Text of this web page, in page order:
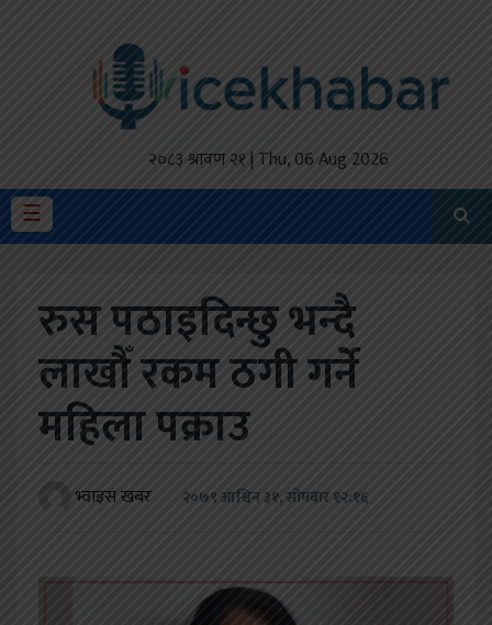
२०८३ श्रावण २१ | Thu, 06 Aug 2026
☰
मैथिली
प्रदेश
खेलकुद
रुस पठाइदिन्छु भन्दै
लाखौँ रकम ठगी गर्ने
महिला पक्राउ
भ्वाइस खबर २०७९ आश्विन ३१, सोमबार १२:१६